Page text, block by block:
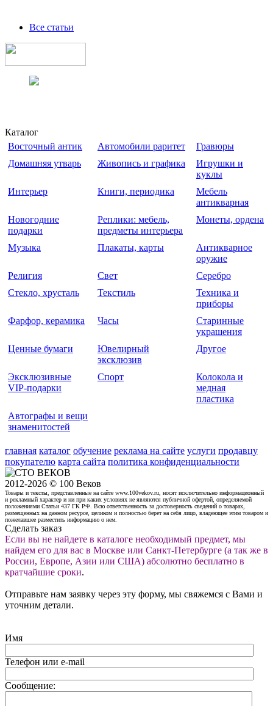
Все статьи
Каталог
Восточный антик
Автомобили раритет
Гравюры
Домашняя утварь
Живопись и графика
Игрушки и
куклы
Интерьер
Книги, периодика
Мебель
антикварная
Новогодние
подарки
Реплики: мебель,
предметы интерьера
Монеты, ордена
Музыка Плакаты, карты
Антикварное
оружие
Религия
Свет
Серебро
Стекло, хрусталь
Текстиль
Техника и
приборы
Фарфор, керамика
Часы
Старинные
украшения
Ценные бумаги
Ювелирный
эксклюзив
Другое
Эксклюзивные
VIP-подарки
Спорт
Колокола и
медная
пластика
Автографы и вещи
знаменитостей
главная каталог обучение реклама на сайте услуги продавцу
покупателю карта сайта политика конфиденциальности
2012-2026 © 100 Веков
Товары и тексты, представленные на сайте www.100vekov.ru, носят исключительно информационный
и рекламный характер и ни при каких условиях не являются публичной офертой, определяемой
положениями Статьи 437 ГК РФ. Всю ответственность за достоверность сведений о товарах,
размещенных на данном ресурсе, целиком и полностью берет на себя лицо, владеющее этим товаром и
пожелавшее разместить информацию о нем.
Сделать заказ
Если вы не найдете в каталоге необходимый предмет, мы
найдем его для вас в Москве или Санкт-Петербурге (а так же в
России, Европе, Азии или США) абсолютно бесплатно в
кратчайшие сроки.
Отправьте нам заявку через эту форму, мы свяжемся с Вами и
уточним детали.
Имя
Телефон или e-mail
Сообщение: